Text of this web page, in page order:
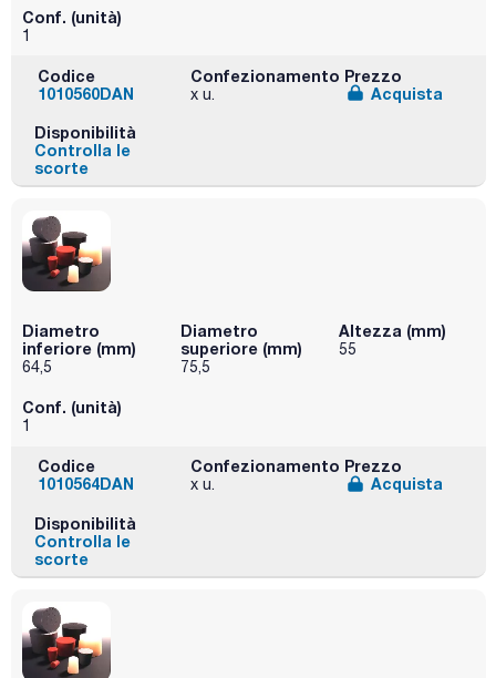
Conf. (unità)
1
Codice
1010560DAN
Confezionamento
x u.
Prezzo
Acquista
Disponibilità
Controlla le
scorte
Diametro
inferiore (mm)
64,5
Diametro
superiore (mm)
75,5
Altezza (mm)
55
Conf. (unità)
1
Codice
1010564DAN
Confezionamento
x u.
Prezzo
Acquista
Disponibilità
Controlla le
scorte